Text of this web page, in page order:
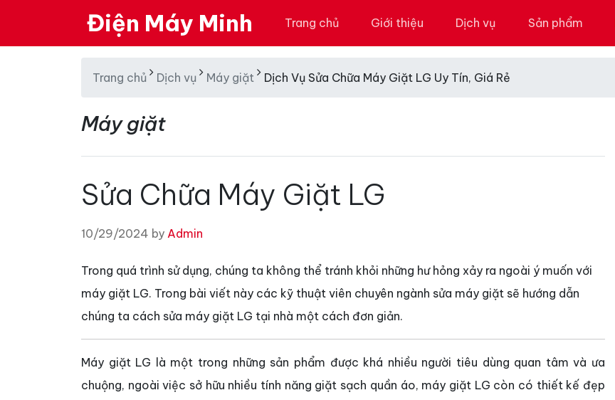
Điện Máy Minh Trang chủ Giới thiệu Dịch vụ Sản phẩm
Trang chủ Dịch vụ Máy giặt Dịch Vụ Sửa Chữa Máy Giặt LG Uy Tín, Giá Rẻ
Máy giặt
Sửa Chữa Máy Giặt LG
10/29/2024 by Admin
Trong quá trình sử dụng, chúng ta không thể tránh khỏi những hư hỏng xảy ra ngoài ý muốn với
máy giặt LG. Trong bài viết này các kỹ thuật viên chuyên ngành sửa máy giặt sẽ hướng dẫn
chúng ta cách sửa máy giặt LG tại nhà một cách đơn giản.
Máy giặt LG là một trong những sản phẩm được khá nhiều người tiêu dùng quan tâm và ưa
chuộng, ngoài việc sở hữu nhiều tính năng giặt sạch quần áo, máy giặt LG còn có thiết kế đẹp